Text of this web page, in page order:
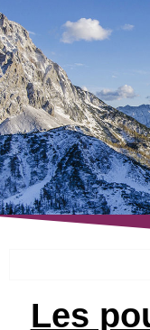
Les